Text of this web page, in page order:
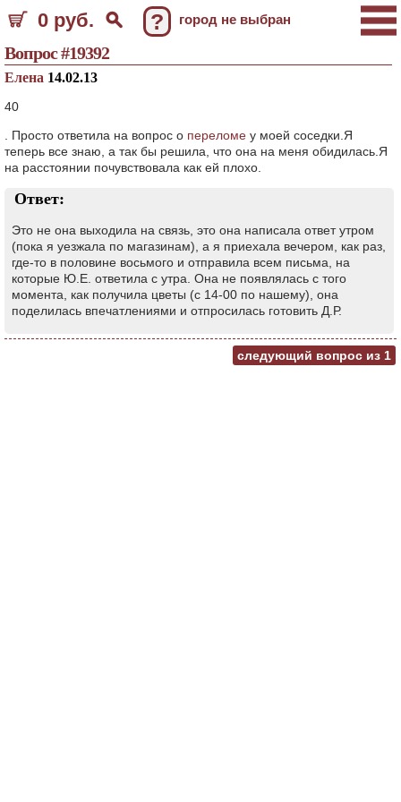
0 руб. ? город не выбран
Вопрос #19392
Елена 14.02.13
40
. Просто ответила на вопрос о переломе у моей соседки.Я
теперь все знаю, а так бы решила, что она на меня обидилась.Я
на расстоянии почувствовала как ей плохо.
Ответ:
Это не она выходила на связь, это она написала ответ утром
(пока я уезжала по магазинам), а я приехала вечером, как раз,
где-то в половине восьмого и отправила всем письма, на
которые Ю.Е. ответила с утра. Она не появлялась с того
момента, как получила цветы (с 14-00 по нашему), она
поделилась впечатлениями и отпросилась готовить Д.Р.
следующий вопрос из 1